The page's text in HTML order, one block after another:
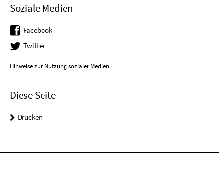
Soziale Medien
Facebook
Twitter
Hinweise zur Nutzung sozialer Medien
Diese Seite
Drucken